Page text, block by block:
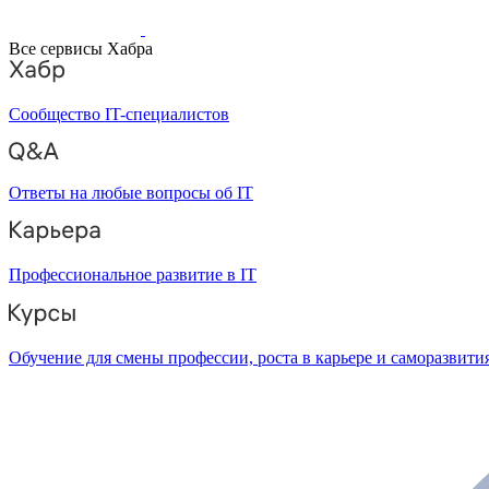
Все сервисы Хабра
Сообщество IT-специалистов
Ответы на любые вопросы об IT
Профессиональное развитие в IT
Обучение для смены профессии, роста в карьере и